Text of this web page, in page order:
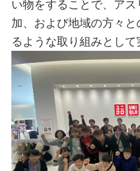
い物をすることで、ア
加、および地域の方々
るような取り組みとして